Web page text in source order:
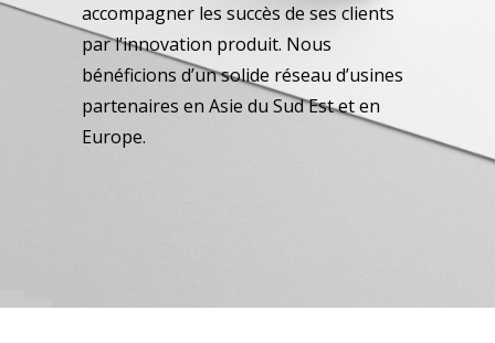
accompagner les succès de ses clients
par l’innovation produit. Nous
bénéficions d’un solide réseau d’usines
partenaires en Asie du Sud Est et en
Europe.